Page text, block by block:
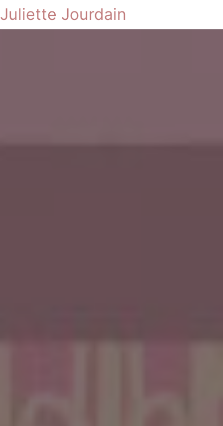
Juliette Jourdain